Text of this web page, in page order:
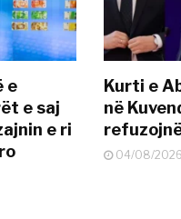
e
e saj
e ri
Kurti e
në
04/08/2026